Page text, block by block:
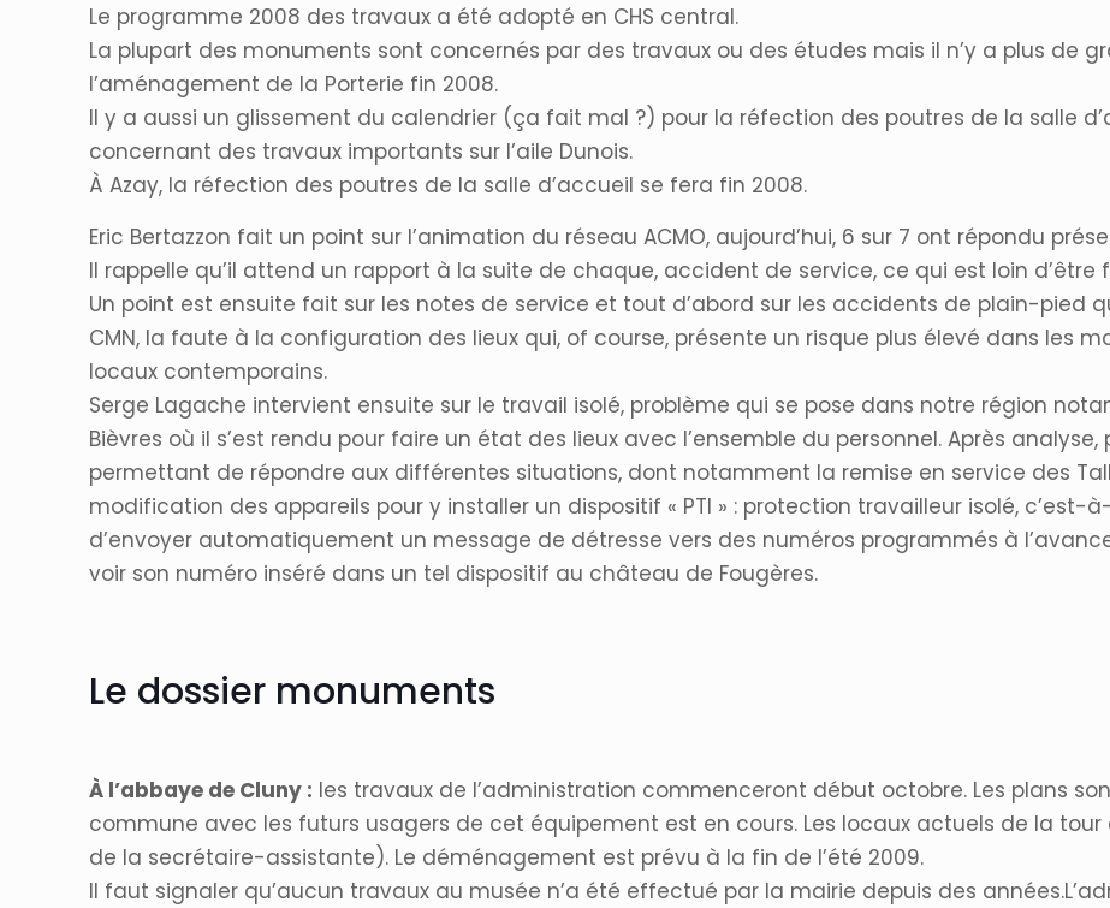
Le programme 2008 des travaux a été adopté en CHS central.
La plupart des monuments sont concernés par des travaux ou des études mais il n’y a plus de
l’aménagement de la Porterie fin 2008.
Il y a aussi un glissement du calendrier (ça fait mal ?) pour la réfection des poutres de la salle
concernant des travaux importants sur l’aile Dunois.
À Azay, la réfection des poutres de la salle d’accueil se fera fin 2008.
Eric Bertazzon fait un point sur l’animation du réseau ACMO, aujourd’hui, 6 sur 7 ont répondu
Il rappelle qu’il attend un rapport à la suite de chaque, accident de service, ce qui est loin
Un point est ensuite fait sur les notes de service et tout d’abord sur les accidents de plain-pied
CMN, la faute à la configuration des lieux qui, of course, présente un risque plus élevé dans les
locaux contemporains.
Serge Lagache intervient ensuite sur le travail isolé, problème qui se pose dans notre région
Bièvres où il s’est rendu pour faire un état des lieux avec l’ensemble du personnel. Après
permettant de répondre aux différentes situations, dont notamment la remise en service des
modification des appareils pour y installer un dispositif « PTI » : protection travailleur isolé,
d’envoyer automatiquement un message de détresse vers des numéros programmés à
voir son numéro inséré dans un tel dispositif au château de Fougères.
Le dossier monuments
À l’abbaye de Cluny : les travaux de l’administration commenceront début octobre. Les plans
commune avec les futurs usagers de cet équipement est en cours. Les locaux actuels de la
de la secrétaire-assistante). Le déménagement est prévu à la fin de l’été 2009.
Il faut signaler qu’aucun travaux au musée n’a été effectué par la mairie depuis des